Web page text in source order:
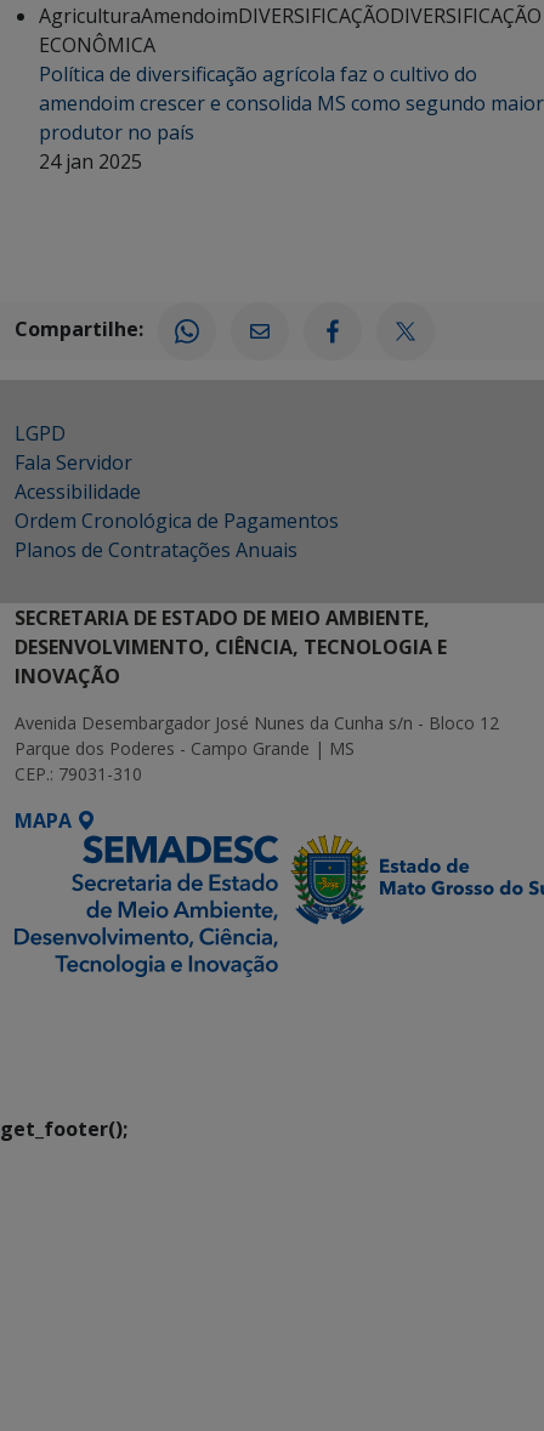
AgriculturaAmendoimDIVERSIFICAÇÃODIVERSIFICAÇÃO
ECONÔMICA
Política de diversificação agrícola faz o cultivo do
amendoim crescer e consolida MS como segundo maior
produtor no país
24 jan 2025
Compartilhe:
LGPD
Fala Servidor
Acessibilidade
Ordem Cronológica de Pagamentos
Planos de Contratações Anuais
SECRETARIA DE ESTADO DE MEIO AMBIENTE,
DESENVOLVIMENTO, CIÊNCIA, TECNOLOGIA E
INOVAÇÃO
Avenida Desembargador José Nunes da Cunha s/n - Bloco 12
Parque dos Poderes - Campo Grande | MS
CEP.: 79031-310
MAPA
get_footer();